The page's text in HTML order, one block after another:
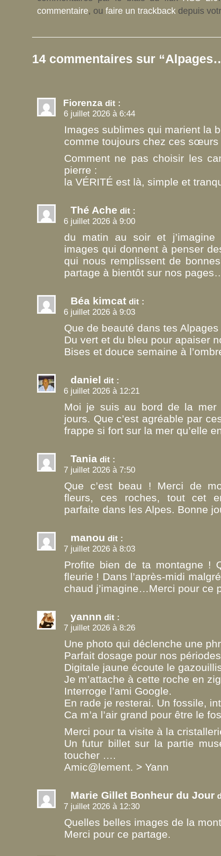
commentaire, ou faire un trackback depuis
14 commentaires sur
Fiorenza dit :
6 juillet 2026 à 6:44
Images sublimes qui marient la
comme toujours chez ces sœurs
Comment ne pas choisir les
pierre :
la VÉRITÉ est là, simple et
Thé Ache dit :
6 juillet 2026 à 9:00
du matin au soir et
images qui donnent à penser
qui nous remplissent de
partage à bientôt sur nos
Béa kimcat dit :
6 juillet 2026 à 9:03
Que de beauté dans tes Alpages
Du vert et du bleu pour apaiser
Bises et douce semaine à
daniel dit :
6 juillet 2026 à 12:21
Moi je suis au bord de la
jours. Que c’est agréable par
frappe si fort sur la mer qu’elle
Tania dit :
7 juillet 2026 à 7:50
Que c’est beau ! Merci de
fleurs, ces roches, tout cet
parfaite dans les Alpes. Bonne
manou dit :
7 juillet 2026 à 8:03
Profite bien de ta montagne !
fleurie ! Dans l’après-midi
chaud j’imagine…Merci pour ce
yannn dit :
7 juillet 2026 à 8:26
Une photo qui déclenche une
Parfait dosage pour nos
Digitale jaune écoute le
Je m’attache à cette roche en
Interroge l’ami Google.
En rade je resterai. Un fossile,
Ca m’a l’air grand pour être le
Merci pour ta visite à la
Un futur billet sur la partie
toucher ….
Amic@lement. > Yann
Marie Gillet Bonheur du Jour
7 juillet 2026 à 12:30
Quelles belles images de la
Merci pour ce partage.